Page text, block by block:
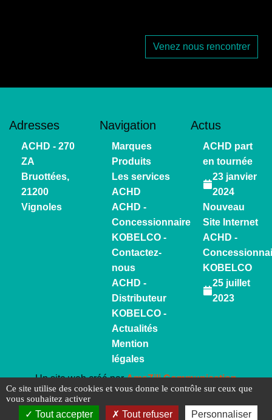
Venez nous rencontrer
Adresses
ACHD - 270
ZA
Bruottées,
21200
Vignoles
Navigation
Marques
Produits
Les services
ACHD
ACHD -
Concessionnaire
KOBELCO -
Contactez-
nous
ACHD -
Distributeur
KOBELCO -
Actualités
Mention
légales
Actus
ACHD part
en tournée
23 janvier
2024
Nouveau
Site Internet
ACHD -
KOBELCO
25 juillet
2023
Un site web créé parAmaZili Communication
Ce site utilise des cookies et vous donne le contrôle sur ceux que
vous souhaitez activer
Tout accepter Tout refuser Personnaliser